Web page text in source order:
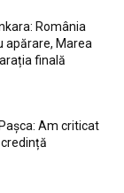
România
apărare, Marea
finală
Am criticat